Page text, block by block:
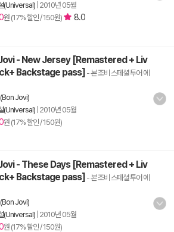
(Universal) 2010년 05월
원 (17% 할인 / 150원)
8.0
- New Jersey [Remastered + Liv
Backstage pass] - 본 조비 스페셜 투어 에
Jovi)
(Universal) 2010년 05월
원 (17% 할인 / 150원)
- These Days [Remastered + Liv
Backstage pass] - 본 조비 스페셜 투어 에
Jovi)
(Universal) 2010년 05월
원 (17% 할인 / 150원)